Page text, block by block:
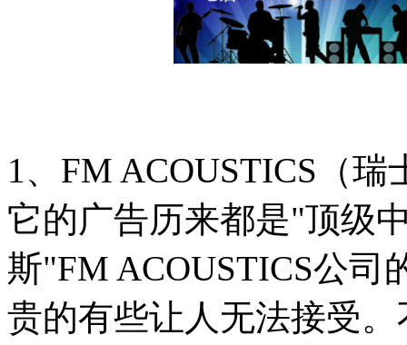
1、FM ACOUSTICS（瑞
它的广告历来都是"顶级
斯"FM ACOUSTICS公
贵的有些让人无法接受